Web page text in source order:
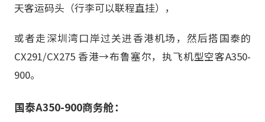
天客运码头（行李可以联程直挂），
或者走深圳湾口岸过关进香港机场，然后搭国泰的
CX291/CX275 香港→布鲁塞尔，执飞机型空客A350-
900。
国泰A350-900商务舱：